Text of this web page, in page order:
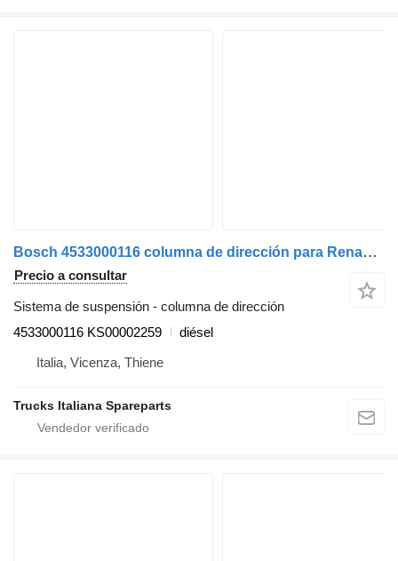
Bosch 4533000116 columna de dirección para Renault T 2014> camión
Precio a consultar
Sistema de suspensión - columna de dirección
4533000116 KS00002259
diésel
Italia, Vicenza, Thiene
Trucks Italiana Spareparts